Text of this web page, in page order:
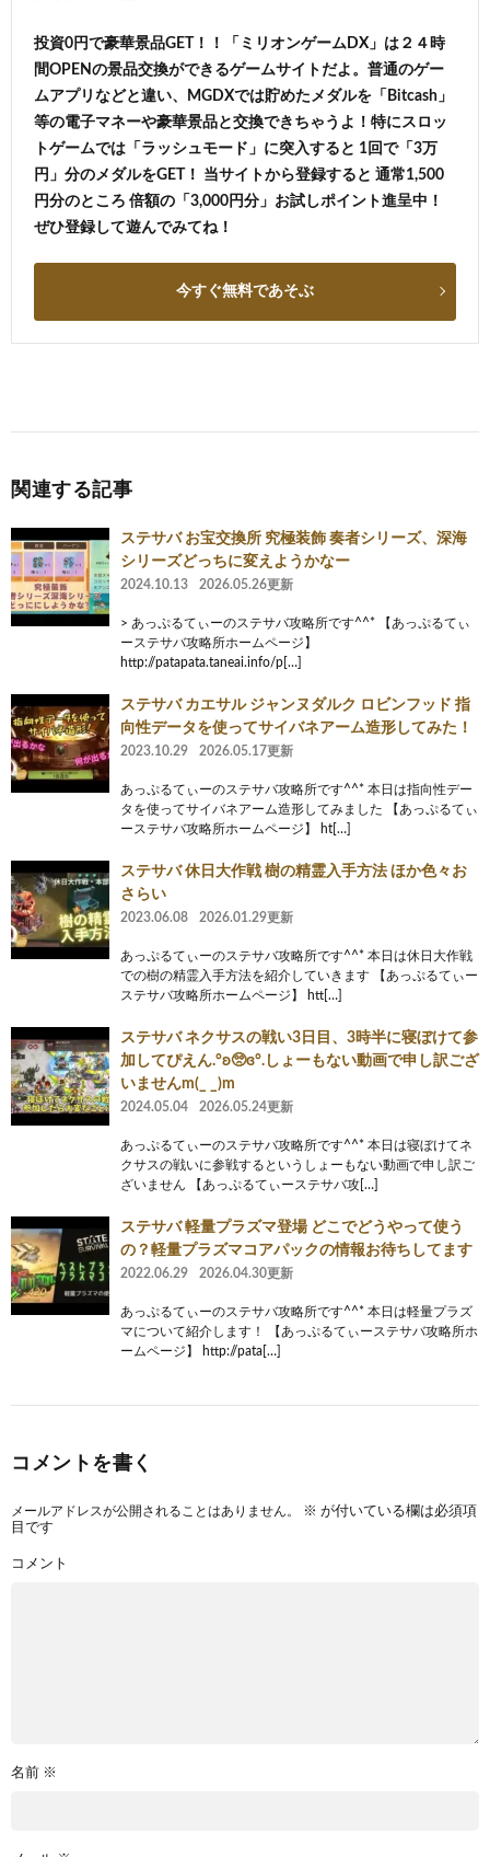
投資0円で豪華景品GET！！「ミリオンゲームDX」は２４時
間OPENの景品交換ができるゲームサイトだよ。普通のゲー
ムアプリなどと違い、MGDXでは貯めたメダルを「Bitcash」
等の電子マネーや豪華景品と交換できちゃうよ！特にスロッ
トゲームでは「ラッシュモード」に突入すると 1回で「3万
円」分のメダルをGET！ 当サイトから登録すると 通常1,500
円分のところ 倍額の「3,000円分」お試しポイント進呈中！
ぜひ登録して遊んでみてね！
今すぐ無料であそぶ
関連する記事
ステサバ お宝交換所 究極装飾 奏者シリーズ、深海
シリーズどっちに変えようかなー
2024.10.13 2026.05.26更新
> あっぷるてぃーのステサバ攻略所です^^* 【あっぷるてぃ
ーステサバ攻略所ホームページ】
http://patapata.taneai.info/p[…]
ステサバ カエサル ジャンヌダルク ロビンフッド 指
向性データを使ってサイバネアーム造形してみた！
2023.10.29 2026.05.17更新
あっぷるてぃーのステサバ攻略所です^^* 本日は指向性デー
タを使ってサイバネアーム造形してみました 【あっぷるてぃ
ーステサバ攻略所ホームページ】 ht[…]
ステサバ 休日大作戦 樹の精霊入手方法 ほか色々お
さらい
2023.06.08 2026.01.29更新
あっぷるてぃーのステサバ攻略所です^^* 本日は休日大作戦
での樹の精霊入手方法を紹介していきます 【あっぷるてぃー
ステサバ攻略所ホームページ】 htt[…]
ステサバ ネクサスの戦い3日目、3時半に寝ぼけて参
加してぴえん.°ʚ🥺ɞ°.しょーもない動画で申し訳ござ
いませんm(_ _)m
2024.05.04 2026.05.24更新
あっぷるてぃーのステサバ攻略所です^^* 本日は寝ぼけてネ
クサスの戦いに参戦するというしょーもない動画で申し訳ご
ざいません 【あっぷるてぃーステサバ攻[…]
ステサバ 軽量プラズマ登場 どこでどうやって使う
の？軽量プラズマコアパックの情報お待ちしてます
2022.06.29 2026.04.30更新
あっぷるてぃーのステサバ攻略所です^^* 本日は軽量プラズ
マについて紹介します！ 【あっぷるてぃーステサバ攻略所ホ
ームページ】 http://pata[…]
コメントを書く
メールアドレスが公開されることはありません。 ※ が付いている欄は必須項
目です
コメント
名前 ※